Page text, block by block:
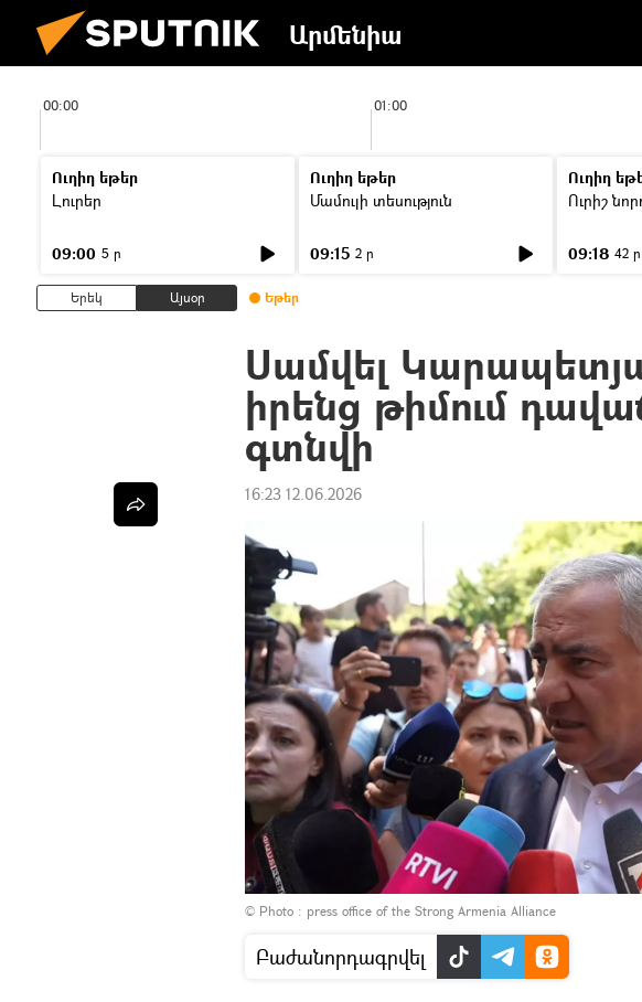
Արմենիա
00:00 01:00
Ուղիղ եթեր
Լուրեր
09:00 5 ր
Ուղիղ եթեր
Մամուլի տեսություն
09:15 2 ր
Ուղիղ
Ուրիշ
09:18 42 ր
Երեկ Այսօր Եթեր
Սամվել
իրենց թիմում
գտնվի
16:23 12.06.2026
© Photo : press office of the Strong Armenia Alliance
Բաժանորդագրվել